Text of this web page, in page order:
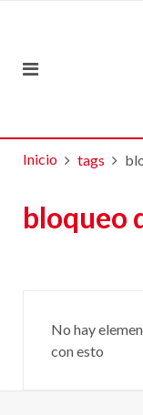
Inicio tags
bloqueo
No hay
con esto